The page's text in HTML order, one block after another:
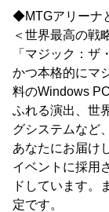
◆MTGアリーナ
＜世界最高の戦
「マジック：ザ
かつ本格的にマ
料のWindows
ふれる演出、世
グシステムなど
あなたにお届け
イベントに採用
ドしています。
定です。